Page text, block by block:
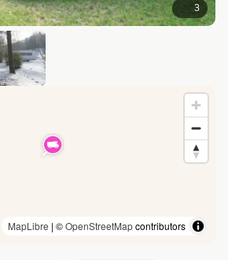
3
MapLibre | ©OpenStreetMapcontributors